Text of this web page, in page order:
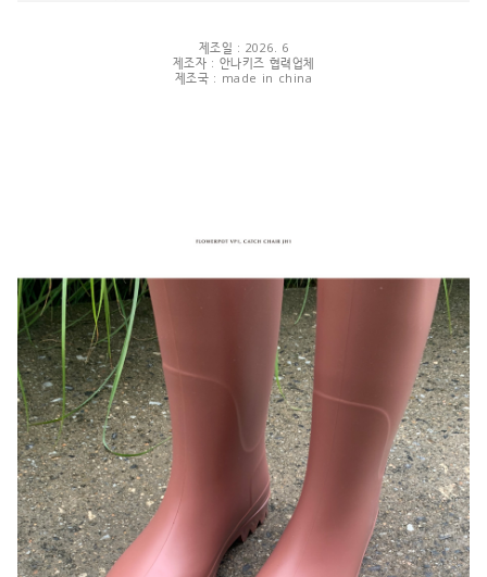
제조일 : 2026. 6
제조자 : 안나키즈 협력업체
제조국 : made in china